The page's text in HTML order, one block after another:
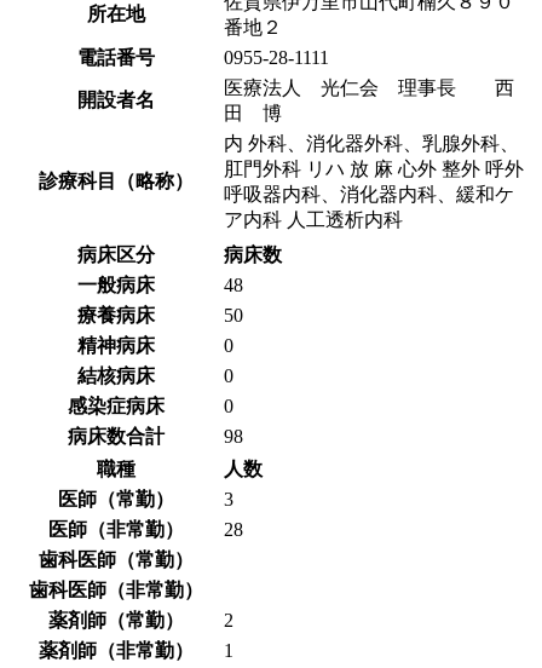
所在地
番地２
電話番号
0955-28-1111
開設者名
医療法人 光仁会 理事長 西
田 博
診療科目（略称）
内 外科、消化器外科、乳腺外科、
肛門外科 リハ 放 麻 心外 整外 呼外
呼吸器内科、消化器内科、緩和ケ
ア内科 人工透析内科
病床区分
病床数
一般病床
48
療養病床
50
精神病床
0
結核病床
0
感染症病床
0
病床数合計
98
職種
人数
医師（常勤）
3
医師（非常勤）
28
歯科医師（常勤）
歯科医師（非常勤）
薬剤師（常勤）
2
薬剤師（非常勤）
1